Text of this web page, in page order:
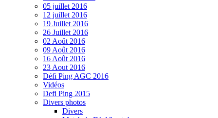
05 juillet 2016
12 juillet 2016
19 Juillet 2016
26 Juillet 2016
02 Août 2016
09 Août 2016
16 Août 2016
23 Aout 2016
Défi Ping AGC 2016
Vidéos
Defi Ping 2015
Divers photos
Divers